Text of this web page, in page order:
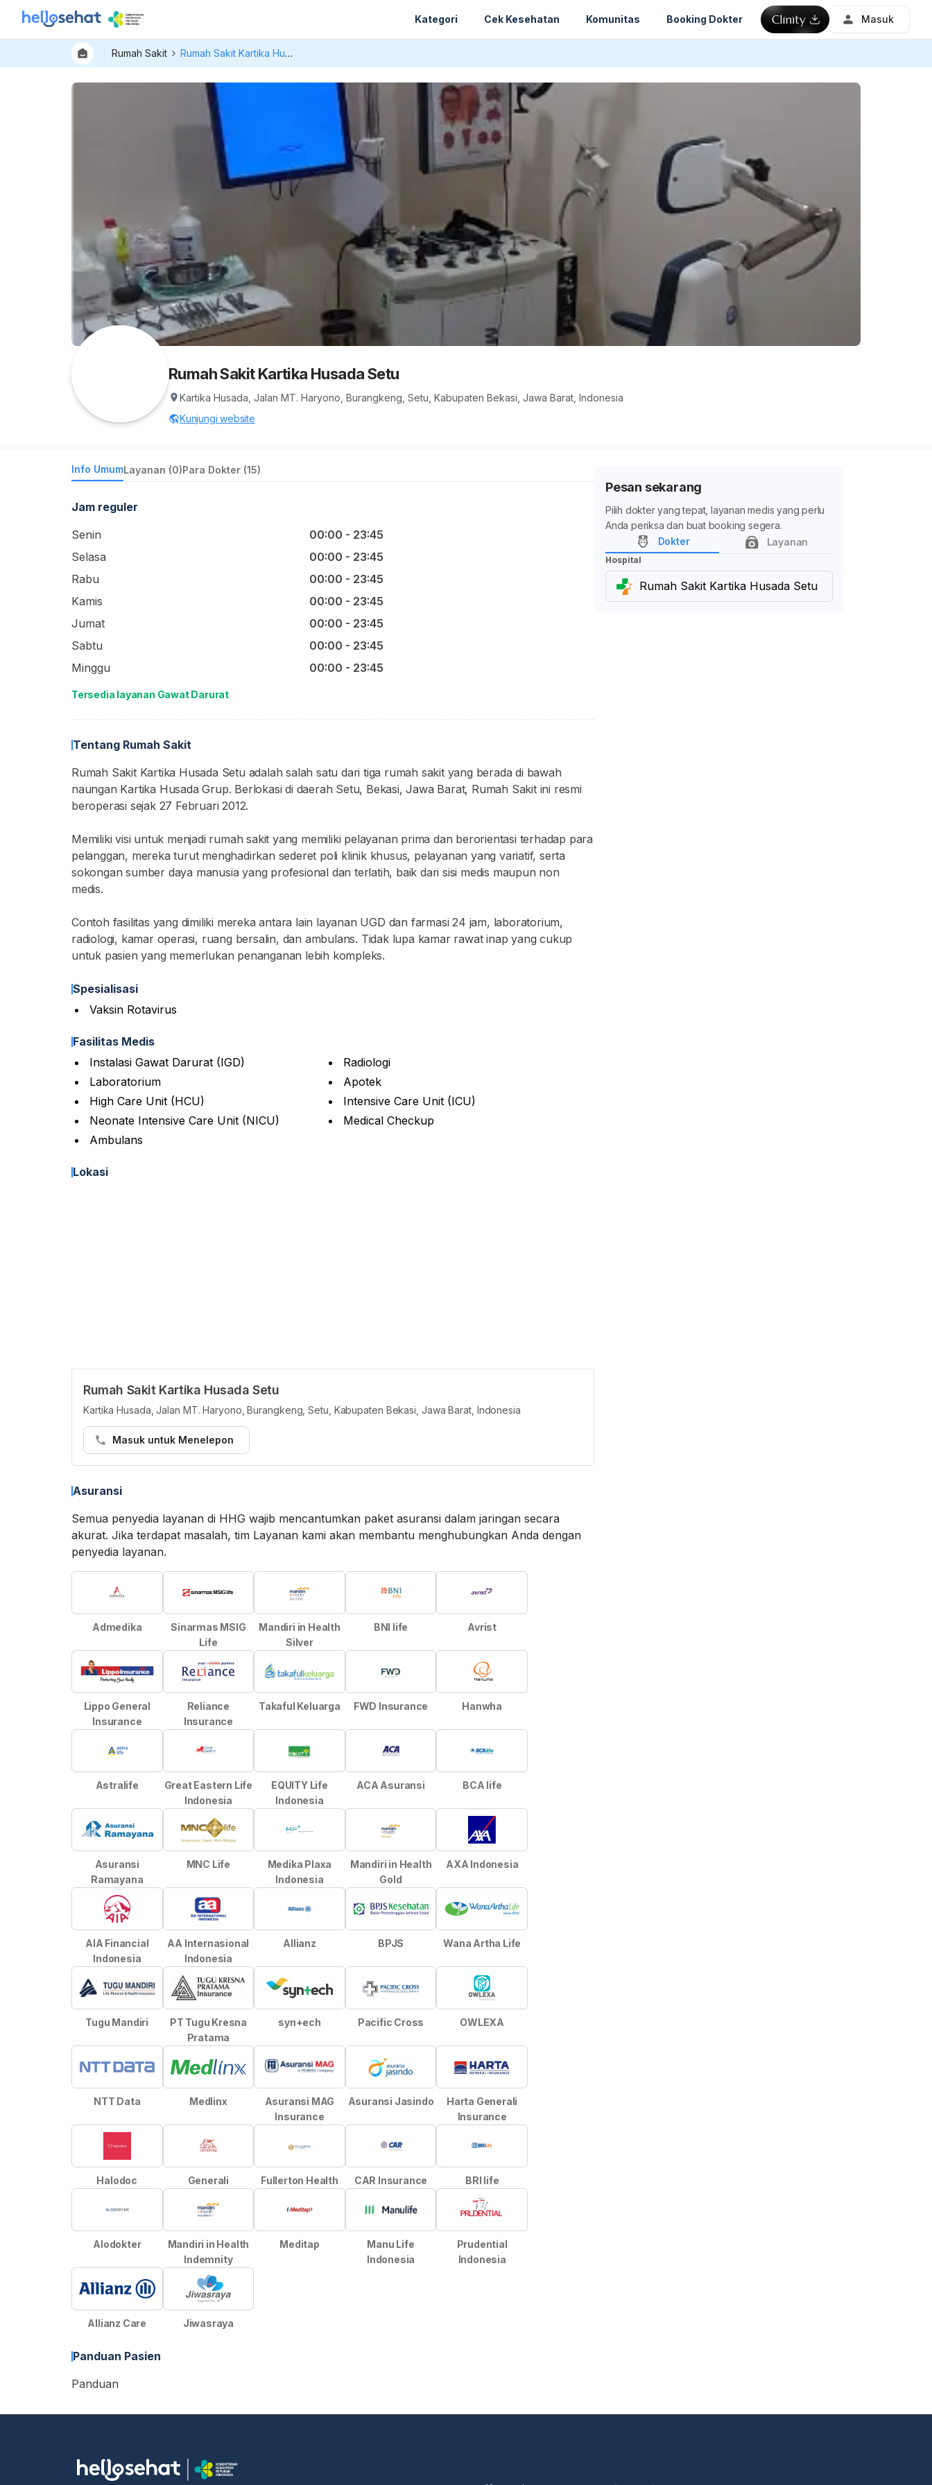
Kategori Cek Kesehatan Komunitas Booking Dokter Masuk
Rumah Sakit Rumah Sakit Kartika Husada Setu
Rumah Sakit Kartika Husada Setu
Kartika Husada, Jalan MT. Haryono, Burangkeng, Setu, Kabupaten Bekasi, Jawa Barat, Indonesia
Kunjungi website
Info UmumLayanan (0)Para Dokter (15)
Jam reguler
Senin
00:00 - 23:45
Selasa
00:00 - 23:45
Rabu
00:00 - 23:45
Kamis
00:00 - 23:45
Jumat
00:00 - 23:45
Sabtu
00:00 - 23:45
Minggu
00:00 - 23:45
Tersedia layanan Gawat Darurat
Tentang Rumah Sakit
Rumah Sakit Kartika Husada Setu adalah salah satu dari tiga rumah sakit yang berada di bawah
naungan Kartika Husada Grup. Berlokasi di daerah Setu, Bekasi, Jawa Barat, Rumah Sakit ini resmi
beroperasi sejak 27 Februari 2012.
Memiliki visi untuk menjadi rumah sakit yang memiliki pelayanan prima dan berorientasi terhadap para
pelanggan, mereka turut menghadirkan sederet poli klinik khusus, pelayanan yang variatif, serta
sokongan sumber daya manusia yang profesional dan terlatih, baik dari sisi medis maupun non
medis.
Contoh fasilitas yang dimiliki mereka antara lain layanan UGD dan farmasi 24 jam, laboratorium,
radiologi, kamar operasi, ruang bersalin, dan ambulans. Tidak lupa kamar rawat inap yang cukup
untuk pasien yang memerlukan penanganan lebih kompleks.
Spesialisasi
Vaksin Rotavirus
Fasilitas Medis
Instalasi Gawat Darurat (IGD)
Radiologi
Laboratorium
Apotek
High Care Unit (HCU)
Intensive Care Unit (ICU)
Neonate Intensive Care Unit (NICU)
Medical Checkup
Ambulans
Lokasi
Rumah Sakit Kartika Husada Setu
Kartika Husada, Jalan MT. Haryono, Burangkeng, Setu, Kabupaten Bekasi, Jawa Barat, Indonesia
Masuk untuk Menelepon
Asuransi
Semua penyedia layanan di HHG wajib mencantumkan paket asuransi dalam jaringan secara
akurat. Jika terdapat masalah, tim Layanan kami akan membantu menghubungkan Anda dengan
penyedia layanan.
Admedika
Sinarmas MSIG
Life
Mandiri in Health
Silver
BNI life Avrist
Lippo General
Insurance
Reliance
Insurance
Takaful Keluarga FWD Insurance Hanwha
Astralife
Great Eastern Life
Indonesia
EQUITY Life
Indonesia
ACA Asuransi BCA life
Asuransi
Ramayana
MNC Life
Medika Plaxa
Indonesia
Mandiri in Health
Gold
AXA Indonesia
AIA Financial
Indonesia
AA Internasional
Indonesia
Allianz BPJS Wana Artha Life
Tugu Mandiri
PT Tugu Kresna
Pratama
syn+ech Pacific Cross OWLEXA
NTT Data Medlinx
Asuransi MAG
Insurance
Asuransi Jasindo
Harta Generali
Insurance
Halodoc Generali Fullerton Health CAR Insurance BRI life
Alodokter
Mandiri in Health
Indemnity
Meditap
Manu Life
Indonesia
Prudential
Indonesia
Allianz Care Jiwasraya
Panduan Pasien
Panduan
Pesan sekarang
Pilih dokter yang tepat, layanan medis yang perlu
Anda periksa dan buat booking segera.
Dokter
Layanan
Hospital